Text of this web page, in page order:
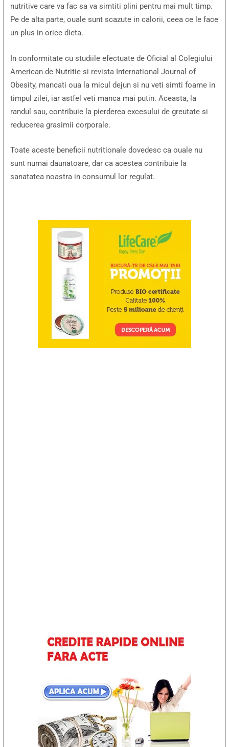
nutritive care va fac sa va simtiti plini pentru mai mult timp.
Pe de alta parte, ouale sunt scazute in calorii, ceea ce le face
un plus in orice dieta.
In conformitate cu studiile efectuate de Oficial al Colegiului
American de Nutritie si revista International Journal of
Obesity, mancati oua la micul dejun si nu veti simti foame in
timpul zilei, iar astfel veti manca mai putin. Aceasta, la
randul sau, contribuie la pierderea excesului de greutate si
reducerea grasimii corporale.
Toate aceste beneficii nutritionale dovedesc ca ouale nu
sunt numai daunatoare, dar ca acestea contribuie la
sanatatea noastra in consumul lor regulat.